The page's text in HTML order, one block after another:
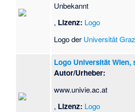
Unbekannt
, Lizenz: Logo
Logo der Universität Graz
Logo Universität Wien,
Autor/Urheber:
www.univie.ac.at
, Lizenz: Logo